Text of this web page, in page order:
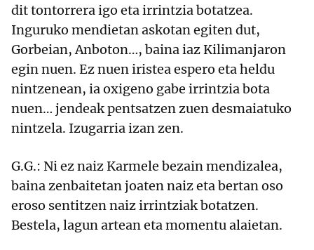
dit tontorrera igo eta irrintzia botatzea.
Inguruko mendietan askotan egiten dut,
Gorbeian, Anboton…, baina iaz Kilimanjaron
egin nuen. Ez nuen iristea espero eta heldu
nintzenean, ia oxigeno gabe irrintzia bota
nuen… jendeak pentsatzen zuen desmaiatuko
nintzela. Izugarria izan zen.
G.G.: Ni ez naiz Karmele bezain mendizalea,
baina zenbaitetan joaten naiz eta bertan oso
eroso sentitzen naiz irrintziak botatzen.
Bestela, lagun artean eta momentu alaietan.